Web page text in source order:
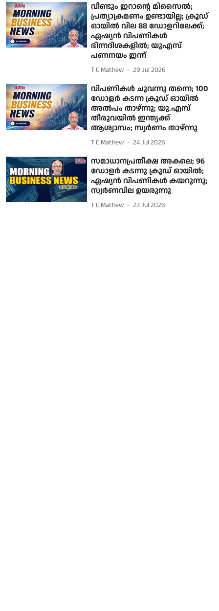
വീണ്ടും ഇറാൻ്റെ മിസൈൽ;
പ്രത്യാക്രമണം ഉണ്ടായില്ല; ക്രൂഡ്
ഓയിൽ വില 88 ഡോളറിലേക്ക്;
ഏഷ്യൻ വിപണികൾ
ഭിന്നദിശകളിൽ; യുഎസ്
പണനയം ഇന്ന്
T C Mathew 29 Jul 2026
വിപണികൾ ചുവന്നു തന്നെ; 100
ഡോളർ കടന്ന ക്രൂഡ് ഓയിൽ
അൽപം താഴ്ന്നു; യു.എസ്
തീരുവയിൽ ഇന്ത്യക്ക്
ആശ്വാസം; സ്വർണം താഴ്ന്നു
T C Mathew 24 Jul 2026
സമാധാനപ്രതീക്ഷ അകലെ; 96
ഡോളർ കടന്നു ക്രൂഡ് ഓയിൽ;
ഏഷ്യൻ വിപണികൾ കയറുന്നു;
സ്വർണവില ഉയരുന്നു
T C Mathew 23 Jul 2026